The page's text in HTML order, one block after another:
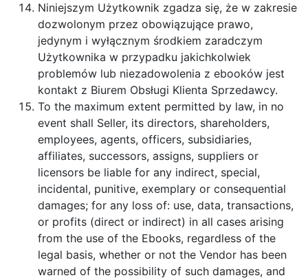
Niniejszym Użytkownik zgadza się, że w zakresie
dozwolonym przez obowiązujące prawo,
jedynym i wyłącznym środkiem zaradczym
Użytkownika w przypadku jakichkolwiek
problemów lub niezadowolenia z ebooków jest
kontakt z Biurem Obsługi Klienta Sprzedawcy.
To the maximum extent permitted by law, in no
event shall Seller, its directors, shareholders,
employees, agents, officers, subsidiaries,
affiliates, successors, assigns, suppliers or
licensors be liable for any indirect, special,
incidental, punitive, exemplary or consequential
damages; for any loss of: use, data, transactions,
or profits (direct or indirect) in all cases arising
from the use of the Ebooks, regardless of the
legal basis, whether or not the Vendor has been
warned of the possibility of such damages, and